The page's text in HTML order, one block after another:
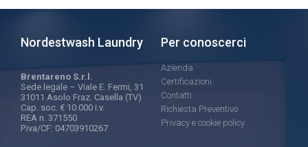
Nordestwash Laundry
Brentareno S.r.l.
Sede legale – Viale E. Fermi, 31
31011 Asolo Fraz. Casella (TV)
Cap. soc. € 10.000 i.v.
REA n. 371550
P.iva/CF: 04703910267
Per conoscerci
Azienda
Certificazioni
Contatti
Richiesta Preventivo
Privacy e cookie policy